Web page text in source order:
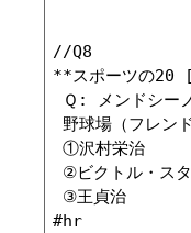
//Q8
**スポーツの
Ｑ: メンドシー
野球場（フレン
①沢村栄治
②ビクトル・ス
③王貞治
#hr